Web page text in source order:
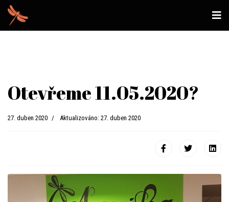
Otevřeme 11.05.2020?
27. duben 2020 Aktualizováno: 27. duben 2020